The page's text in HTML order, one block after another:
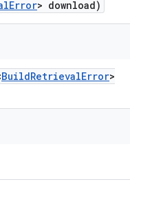
Error> download)
BuildRetrievalError>